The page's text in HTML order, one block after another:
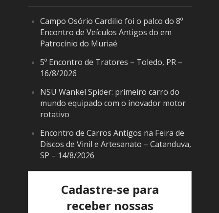
Campo Osório Cardilio foi o palco do 8º
Encontro de Veículos Antigos do em
Patrocínio do Muriaé
5º Encontro de Tratores – Toledo, PR –
16/8/2026
NSU Wankel Spider: primeiro carro do
mundo equipado com o inovador motor
rotativo
Encontro de Carros Antigos na Feira de
Discos de Vinil e Artesanato – Catanduva,
SP – 14/8/2026